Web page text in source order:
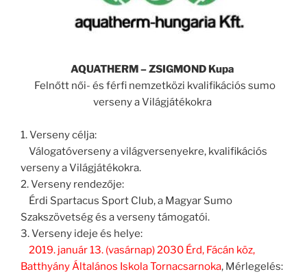
AQUATHERM – ZSIGMOND Kupa
Felnőtt női- és férfi nemzetközi kvalifikációs sumo
verseny a Világjátékokra
1. Verseny célja:
Válogatóverseny a világversenyekre, kvalifikációs
verseny a Világjátékokra.
2. Verseny rendezője:
Érdi Spartacus Sport Club, a Magyar Sumo
Szakszövetség és a verseny támogatói.
3. Verseny ideje és helye:
2019. január 13. (vasárnap) 2030 Érd, Fácán köz,
Batthyány Általános Iskola Tornacsarnoka, Mérlegelés: